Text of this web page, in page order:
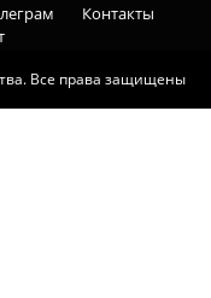
Все права защищены
Контакты